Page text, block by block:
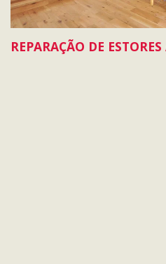
REPARAÇÃO DE